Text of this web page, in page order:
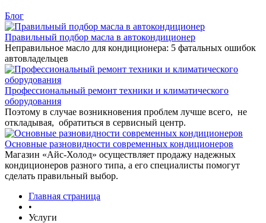
Блог
Правильный подбор масла в автокондиционер
Неправильное масло для кондиционера: 5 фатальных ошибок
автовладельцев
Профессиональный ремонт техники и климатического
оборудования
Поэтому в случае возникновения проблем лучше всего, не
откладывая, обратиться в сервисный центр.
Основные разновидности современных кондиционеров
Магазин «Айс-Холод» осуществляет продажу надежных
кондиционеров разного типа, а его специалисты помогут
сделать правильный выбор.
Главная страница
•
Услуги